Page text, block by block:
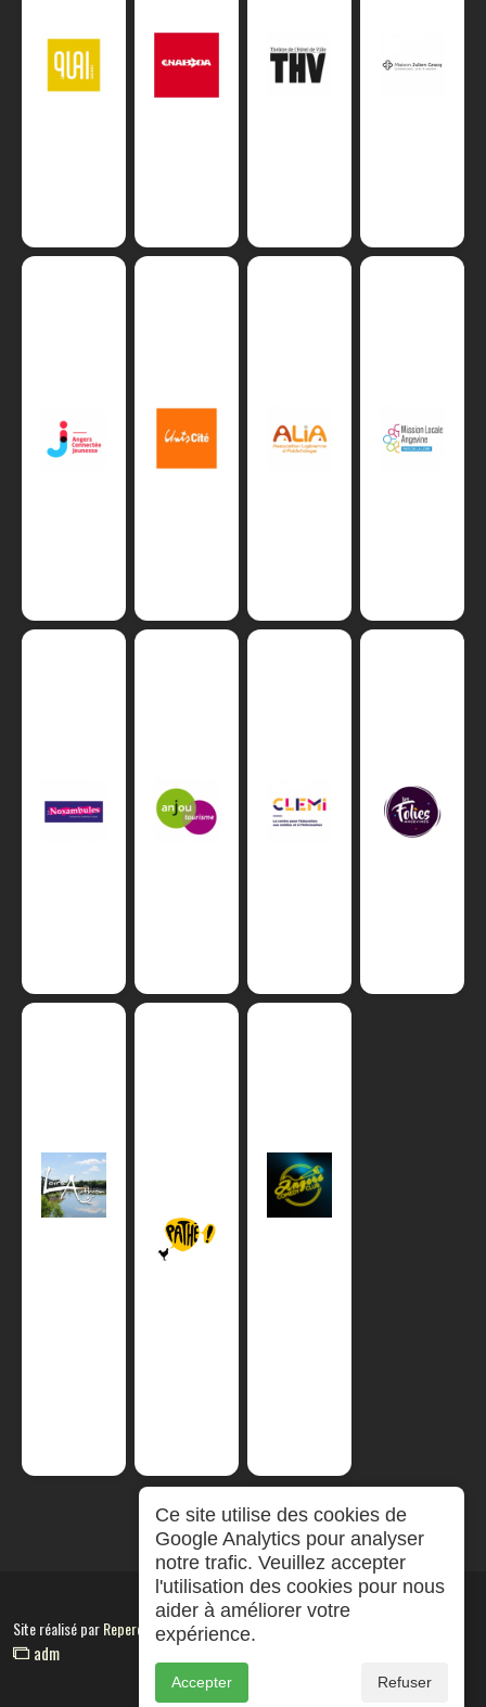
Site réalisé parRepereCom
adm
Ce site utilise des cookies de
Google Analytics pour analyser
notre trafic. Veuillez accepter
l'utilisation des cookies pour nous
aider à améliorer votre
expérience.
Accepter Refuser